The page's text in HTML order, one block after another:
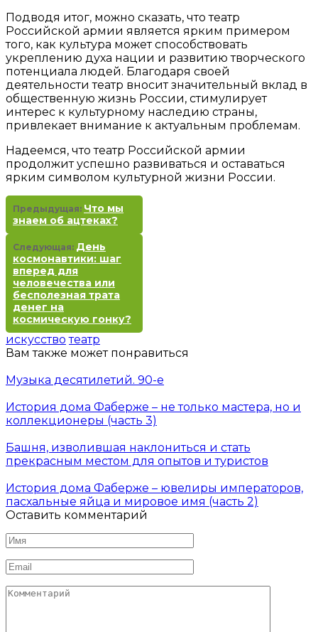
Подводя итог, можно сказать, что театр
Российской армии является ярким примером
того, как культура может способствовать
укреплению духа нации и развитию творческого
потенциала людей. Благодаря своей
деятельности театр вносит значительный вклад в
общественную жизнь России, стимулирует
интерес к культурному наследию страны,
привлекает внимание к актуальным проблемам.
Надеемся, что театр Российской армии
продолжит успешно развиваться и оставаться
ярким символом культурной жизни России.
Предыдущая: Что мы
знаем об ацтеках?
Следующая: День
космонавтики: шаг
вперед для
человечества или
бесполезная трата
денег на
космическую гонку?
искусство театр
Вам также может понравиться
Музыка десятилетий. 90-е
История дома Фаберже – не только мастера, но и
коллекционеры (часть 3)
Башня, изволившая наклониться и стать
прекрасным местом для опытов и туристов
История дома Фаберже – ювелиры императоров,
пасхальные яйца и мировое имя (часть 2)
Оставить комментарий
Имя
*
Email
*
Комментарий